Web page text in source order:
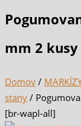
mm 2 kusy
Domov /
stany /
[br-wapl-all]